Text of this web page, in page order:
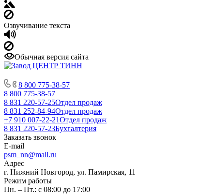
Озвучивание текста
Обычная версия сайта
8 800 775-38-57
8 800 775-38-57
8 831 220-57-25Отдел продаж
8 831 252-84-94Отдел продаж
+7 910 007-22-21Отдел продаж
8 831 220-57-23Бухгалтерия
Заказать звонок
E-mail
psm_nn@mail.ru
Адрес
г. Нижний Новгород, ул. Памирская, 11
Режим работы
Пн. – Пт.: с 08:00 до 17:00